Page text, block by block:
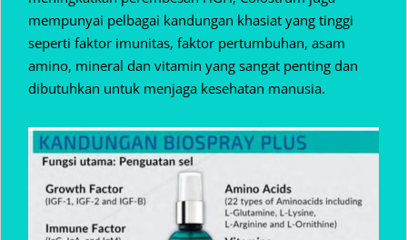
mempunyai pelbagai kandungan khasiat yang tinggi
seperti faktor imunitas, faktor pertumbuhan, asam
amino, mineral dan vitamin yang sangat penting dan
dibutuhkan untuk menjaga kesehatan manusia.